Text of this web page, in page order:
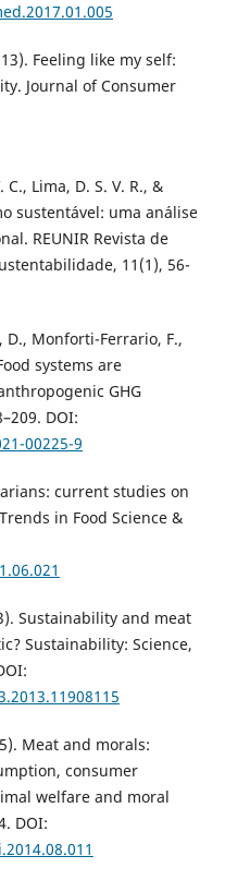
Feeling like my self:
Journal of Consumer
Lima, D. S. V. R., &
sustentável: uma análise
REUNIR Revista de
11(1), 56-
D., Monforti-Ferrario, F.,
systems are
GHG
DOI:
00225-9
current studies on
in Food Science &
Sustainability and meat
Sustainability: Science,
Meat and morals:
consumer
welfare and moral
DOI: